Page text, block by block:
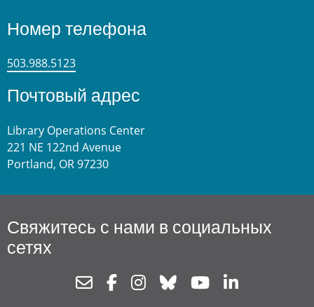
Номер телефона
503.988.5123
Почтовый адрес
Library Operations Center
221 NE 122nd Avenue
Portland, OR 97230
Свяжитесь с нами в социальных
сетях
NewsletterFacebookInstagram
Bluesky Youtube